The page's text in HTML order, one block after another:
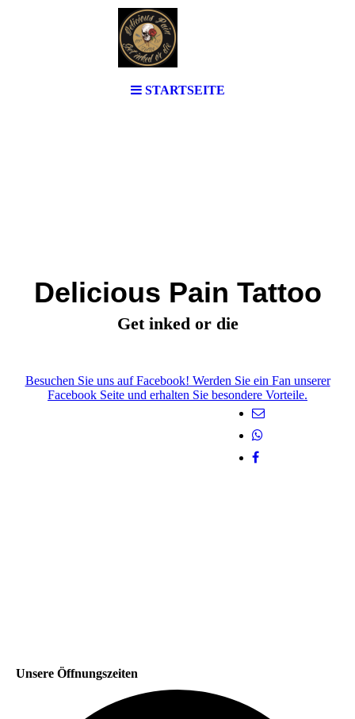
STARTSEITE
Delicious Pain Tattoo
Get inked or die
Besuchen Sie uns auf Facebook! Werden Sie ein Fan unserer
Facebook Seite und erhalten Sie besondere Vorteile.
Unsere Öffnungszeiten